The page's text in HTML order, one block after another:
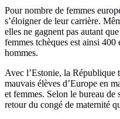
Pour nombre de femmes
s’éloigner de leur carrière.
elles ne gagnent pas autant
femmes tchèques est ainsi
hommes.
Avec l’Estonie, la République
mauvais élèves d’Europe en
et femmes. Selon le bureau de
retour du congé de maternité